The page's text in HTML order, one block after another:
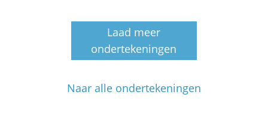
Laad meer
ondertekeningen
Naar alle ondertekeningen